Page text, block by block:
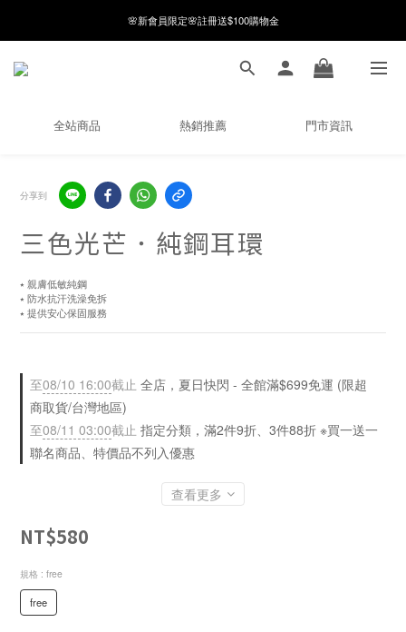
8月月初限定｜指定分類滿件88折！
8月月初限定｜指定分類滿件88折！
線在，好事發生｜祈願新品 第2件享9折
全站商品 熱銷推薦 門市資訊
分享到
三色光芒．純鋼耳環
⭑ 親膚低敏純鋼
⭑ 防水抗汗洗澡免拆
⭑ 提供安心保固服務
至08/10 16:00截止 全店，夏日快閃 - 全館滿$699免運 (限超
商取貨/台灣地區)
至08/11 03:00截止 指定分類，滿2件9折、3件88折 ※買一送一
聯名商品、特價品不列入優惠
查看更多
NT$580
規格 : free
free